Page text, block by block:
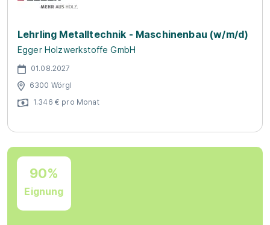
Lehrling Metalltechnik - Maschinenbau (w/m/d)
Egger Holzwerkstoffe GmbH
01.08.2027
6300 Wörgl
1.346 € pro Monat
90%
Eignung